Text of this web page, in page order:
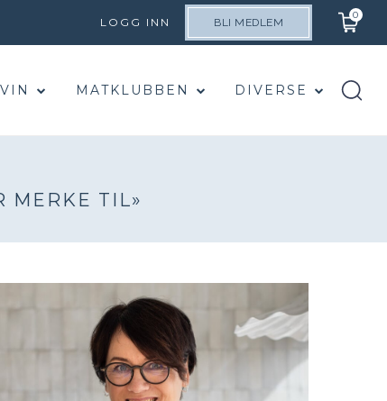
LOGG INN BLI MEDLEM
0
MATKLUBBEN DIVERSE
MERKE TIL»